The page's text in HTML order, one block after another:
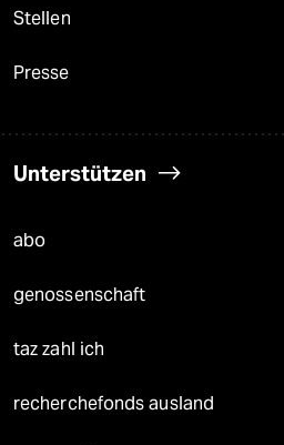
Stellen
Presse
Unterstützen
abo
genossenschaft
taz zahl ich
recherchefonds ausland